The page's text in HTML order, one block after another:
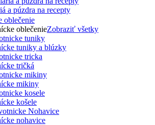
a púzdra na recepty
oblečenie
oblečenieZobraziť všetky
tuniky a blúzky
tričká
mikiny
košele
nohavice